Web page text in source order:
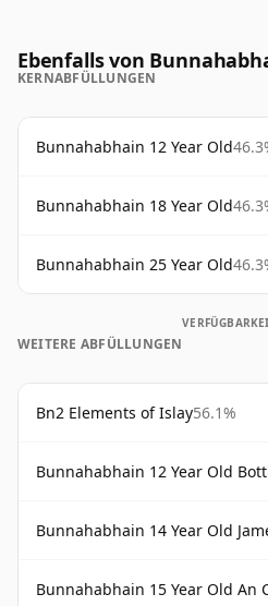
Ebenfalls von
KERNABFÜLLUNGEN
Bunnahabhain 12 Year Old
Bunnahabhain 18 Year Old
Bunnahabhain 25 Year Old
WEITERE ABFÜLLUNGEN
Bn2 Elements of Islay56.1%
Bunnahabhain 12 Year Old
Bunnahabhain 14 Year Old
Bunnahabhain 15 Year Old An Cuan Garbh #1